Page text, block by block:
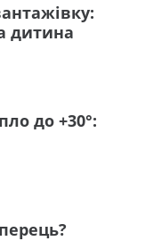
дитина
до +30°: